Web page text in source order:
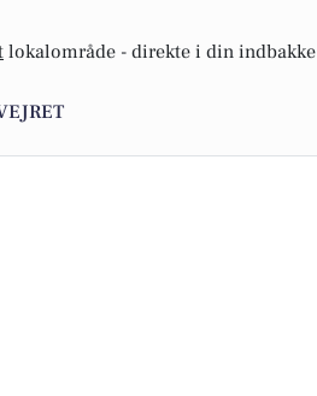
lokalområde - direkte i din indbakke